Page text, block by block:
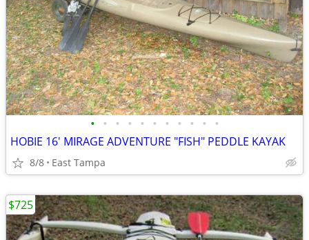
• • • • • • • • • • •
HOBIE 16' MIRAGE ADVENTURE "FISH" PEDDLE KAYAK
8/8 East Tampa
$725